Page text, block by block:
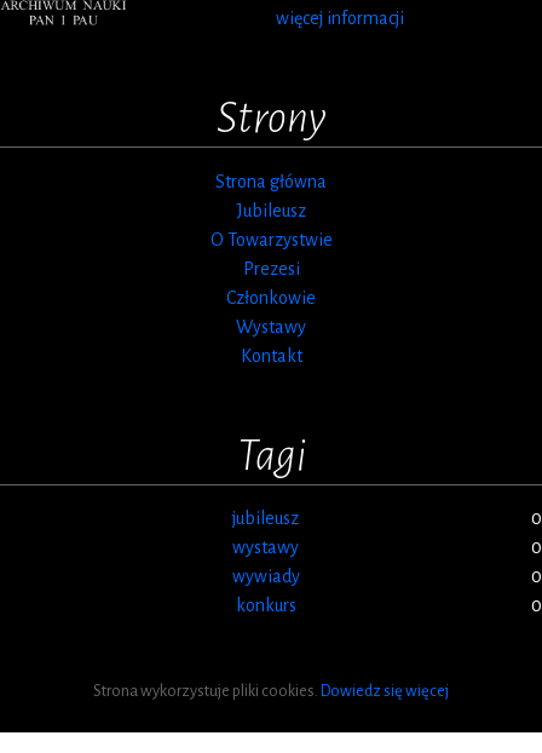
więcej informacji
Strony
Strona główna
Jubileusz
O Towarzystwie
Prezesi
Członkowie
Wystawy
Kontakt
Tagi
jubileusz
0
wystawy
0
wywiady
0
konkurs
0
Strona wykorzystuje pliki cookies. Dowiedz się więcej